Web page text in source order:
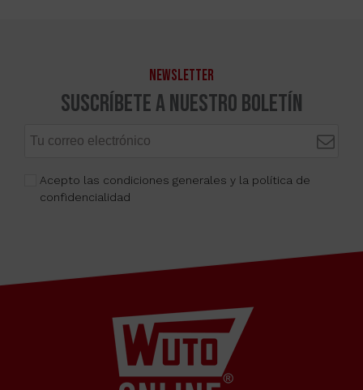
NEWSLETTER
Suscríbete a nuestro boletín
Acepto las condiciones generales y la política de
confidencialidad